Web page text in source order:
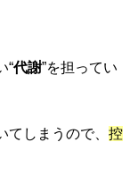
“代謝”を担ってい
てしまうので、 控